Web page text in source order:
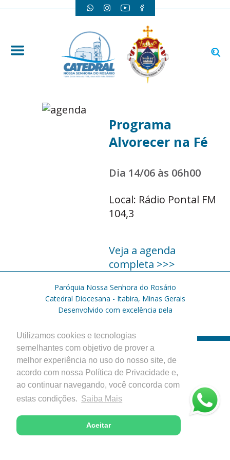
Utilizamos cookies e tecnologias
semelhantes com objetivo de prover a
melhor experiência no uso do nosso site, de
acordo com nossa Política de Privacidade e,
ao continuar navegando, você concorda com
estas condições. Saiba Mais
Aceitar
Programa
Alvorecer na Fé
Dia 14/06 às 06h00
Local: Rádio Pontal FM
104,3
Veja a agenda
completa >>>
Paróquia Nossa Senhora do Rosário
Catedral Diocesana - Itabira, Minas Gerais
Desenvolvido com excelência pela